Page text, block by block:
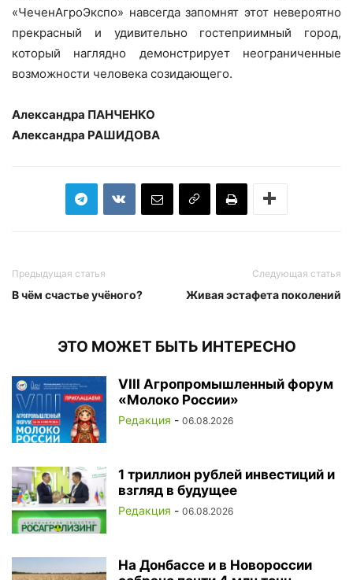
«ЧеченАгроЭкспо» навсегда запомнят этот невероятно
прекрасный и удивительно гостеприимный город,
который наглядно демонстрирует неограниченные
возможности человека созидающего.
Александра ПАНЧЕНКО
Александра РАШИДОВА
Предыдущая статья
В чём счастье учёного?
Следующая статья
Живая эстафета поколений
ЭТО МОЖЕТ БЫТЬ ИНТЕРЕСНО
VIII Агропромышленный форум
«Молоко России»
Редакция - 06.08.2026
1 триллион рублей инвестиций и
взгляд в будущее
Редакция - 06.08.2026
На Донбассе и в Новороссии